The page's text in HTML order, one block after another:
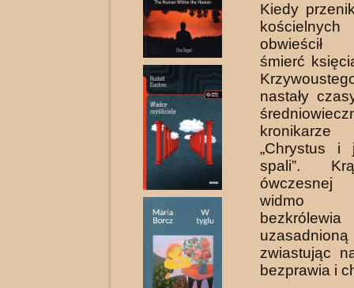
Kiedy
obwieścił
śmierć
nastały
„Chrystus i
spa­li”.
widmo
zwiastując
bezprawia i